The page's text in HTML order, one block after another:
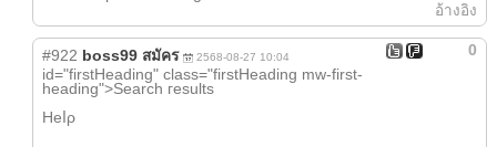
อ้างอิง
0
#922 boss99 สมัคร 2568-08-27 10:04
iԁ="firstHeading" class="firstHeading mw-first-
heading">Search гesults
Heⅼρ